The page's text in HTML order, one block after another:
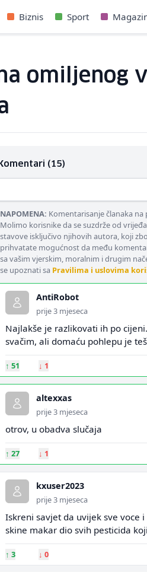
Biznis Sport
omiljenog
Komentari (15)
NAPOMENA: Komentarisanje članaka
Molimo korisnike da se suzdrže od
stavove isključivo njihovih autora, koji
prihvatate mogućnost da među
sa vašim vjerskim, moralnim i drugim
se upoznati sa Pravilima i uslovima
AntiRobot
prije 3 mjeseca
Najlakše je razlikovati ih po
svačim, ali domaću pohlepu je
↑ 51 ↓ 1
altexxas
prije 3 mjeseca
otrov, u obadva slučaja
↑ 27 ↓ 1
kxuser2023
prije 3 mjeseca
Iskreni savjet da uvijek sve voce
skine makar dio svih pesticida
↑ 3 ↓ 0